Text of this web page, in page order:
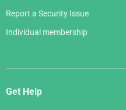
Report a Security Issue
Individual membership
Get Help